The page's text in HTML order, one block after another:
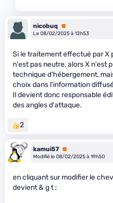
nicobuq
Premium
Le 08/02/2025 à 12h53
Si le traitement effectué par X
n'est pas neutre, alors X n'est
technique d'hébergement,
choix dans l'information
Il devient donc responsable
des angles d'attaque.
2
kamui57 Premium
Modifié le 08/02/2025 à 19h50
en cliquant sur modifier le
devient & g t ;